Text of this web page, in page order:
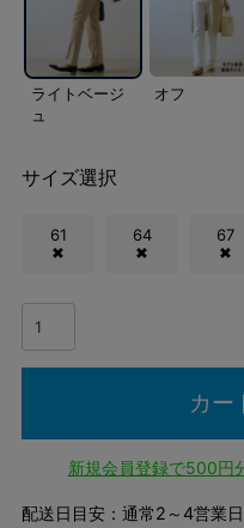
ライトベージ
ュ
オフ
サイズ選択
61
✖
64
✖
67
✖
カー
新規会員登録で500
配送日目安：通常2～4営業